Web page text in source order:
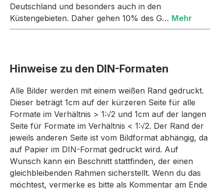
Deutschland und besonders auch in den
Küstengebieten. Daher gehen 10% des G… Mehr
Hinweise zu den DIN-Formaten
Alle Bilder werden mit einem weißen Rand gedruckt.
Dieser beträgt 1cm auf der kürzeren Seite für alle
Formate im Verhältnis > 1:√2 und 1cm auf der langen
Seite für Formate im Verhältnis < 1:√2. Der Rand der
jeweils anderen Seite ist vom Bildformat abhängig, da
auf Papier im DIN-Format gedruckt wird. Auf
Wunsch kann ein Beschnitt stattfinden, der einen
gleichbleibenden Rahmen sicherstellt. Wenn du das
möchtest, vermerke es bitte als Kommentar am Ende